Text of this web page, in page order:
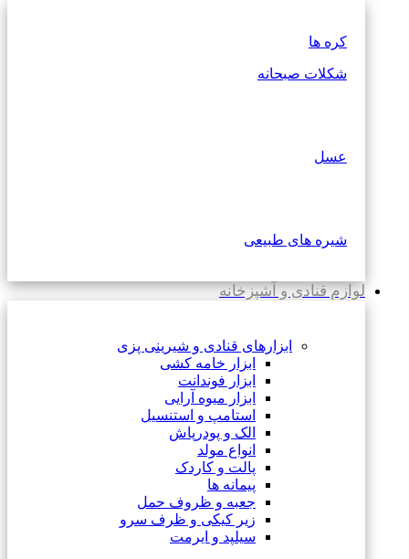
کره ها
شکلات صبحانه
عسل
شیره های طبیعی
لوازم قنادی و آشپزخانه
ابزارهای قنادی و شیرینی پزی
ابزار خامه کشی
ابزار فوندانت
ابزار میوه آرایی
استامپ و استنسیل
الک و پودرپاش
انواع مولد
پالت و کاردک
پیمانه ها
جعبه و ظروف حمل
زیر کیکی و ظرف سرو
سیلپد و ایرمت